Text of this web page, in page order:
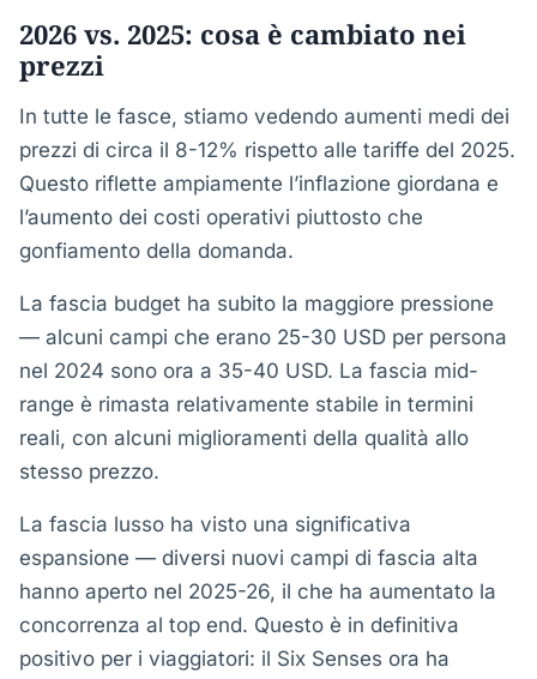
2026 vs. 2025: cosa è cambiato nei
prezzi
In tutte le fasce, stiamo vedendo aumenti medi dei
prezzi di circa il 8-12% rispetto alle tariffe del 2025.
Questo riflette ampiamente l’inflazione giordana e
l’aumento dei costi operativi piuttosto che
gonfiamento della domanda.
La fascia budget ha subito la maggiore pressione
— alcuni campi che erano 25-30 USD per persona
nel 2024 sono ora a 35-40 USD. La fascia mid-
range è rimasta relativamente stabile in termini
reali, con alcuni miglioramenti della qualità allo
stesso prezzo.
La fascia lusso ha visto una significativa
espansione — diversi nuovi campi di fascia alta
hanno aperto nel 2025-26, il che ha aumentato la
concorrenza al top end. Questo è in definitiva
positivo per i viaggiatori: il Six Senses ora ha